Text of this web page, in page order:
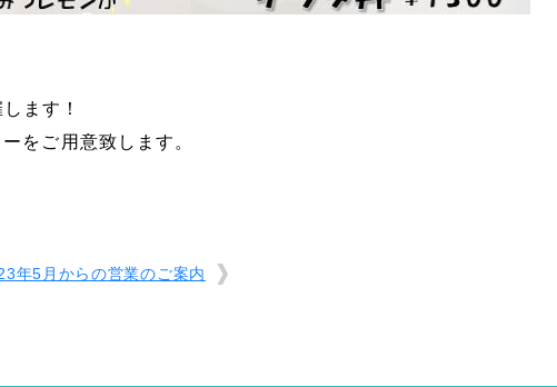
ます！
をご用意致します。
年5月からの営業のご案内